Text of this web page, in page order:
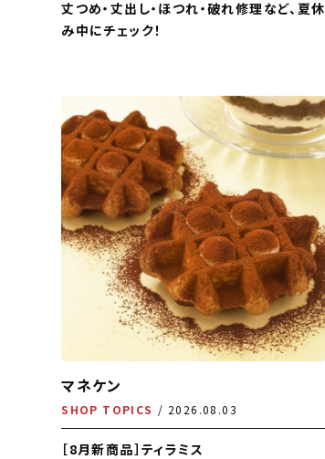
丈つめ・丈出し・ほつれ・破れ修理など、夏休
み中にチェック！
マネケン
SHOP TOPICS 2026.08.03
［8月新商品］ティラミス